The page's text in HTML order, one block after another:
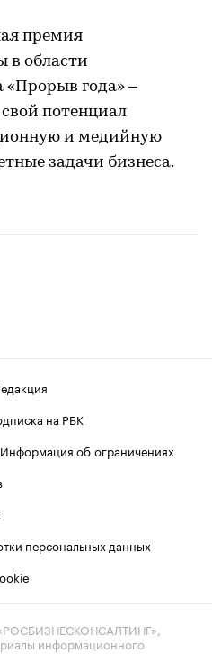
премия
в области
«Прорыв года» –
потенциал
и медийную
задачи бизнеса.
на РБК
Информация об ограничениях
персональных данных
информационного